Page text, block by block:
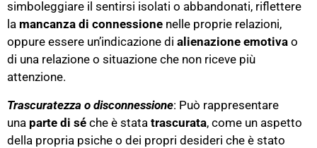
simboleggiare il sentirsi isolati o abbandonati, riflettere
la mancanza di connessione nelle proprie relazioni,
oppure essere un’indicazione di alienazione emotiva o
di una relazione o situazione che non riceve più
attenzione.
Trascuratezza o disconnessione: Può rappresentare
una parte di sé che è stata trascurata, come un aspetto
della propria psiche o dei propri desideri che è stato